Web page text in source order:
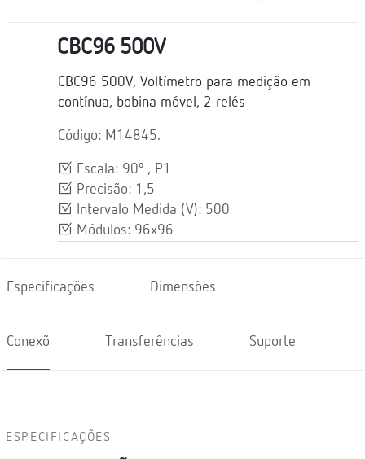
CBC96 500V
CBC96 500V, Voltímetro para medição em
contínua, bobina móvel, 2 relés
Código: M14845.
Escala: 90º , P1
Precisão: 1,5
Intervalo Medida (V): 500
Módulos: 96x96
Especificações Dimensões
Conexõ Transferências Suporte
ESPECIFICAÇÕES